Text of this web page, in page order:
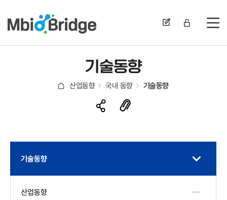
전
기술동향
산업동향 국내 동향 기술동향
기술동향
산업동향